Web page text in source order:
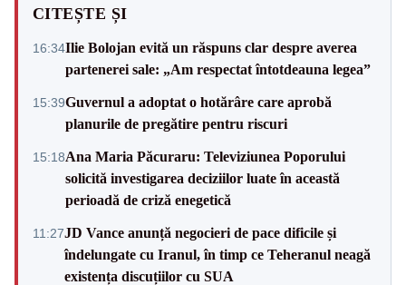
CITEȘTE ȘI
16:34Ilie Bolojan evită un răspuns clar despre averea
partenerei sale: „Am respectat întotdeauna legea”
15:39Guvernul a adoptat o hotărâre care aprobă
planurile de pregătire pentru riscuri
15:18Ana Maria Păcuraru: Televiziunea Poporului
solicită investigarea deciziilor luate în această
perioadă de criză enegetică
11:27JD Vance anunță negocieri de pace dificile și
îndelungate cu Iranul, în timp ce Teheranul neagă
existența discuțiilor cu SUA